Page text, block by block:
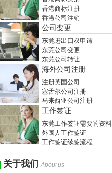
香港商标注册
香港公司注销
公司变更
东莞进出口权申请
东莞公司变更
东莞公司转让
海外公司注册
注册英国公司
塞舌尔公司注册
马来西亚公司注册
工作签证
东莞工作签证需要的资料
外国人工作签证
工作签证续签流程
关于我们About us